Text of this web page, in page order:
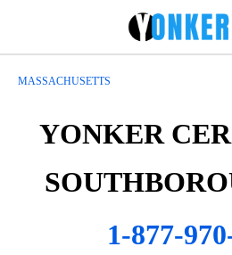
MASSACHUSETTS
YONKER
1-877-